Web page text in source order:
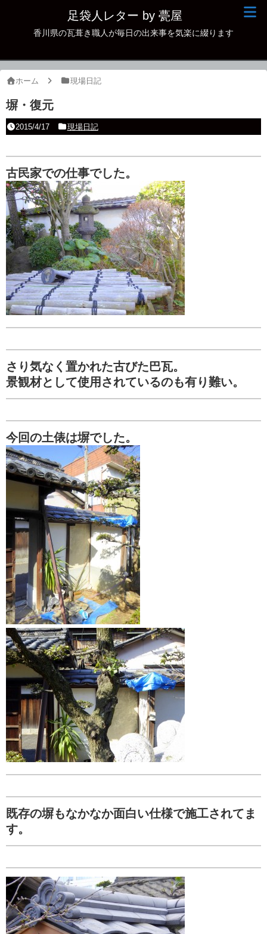
足袋人レター by 甍屋
香川県の瓦葺き職人が毎日の出来事を気楽に綴ります
ホーム 現場日記
塀・復元
2015/4/17 現場日記
古民家での仕事でした。
さり気なく置かれた古びた巴瓦。
景観材として使用されているのも有り難い。
今回の土俵は塀でした。
既存の塀もなかなか面白い仕様で施工されてま
す。
現場日記
古瓦
本日の一品
その他